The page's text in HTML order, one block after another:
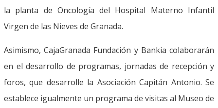
la planta de Oncología del Hospital Materno Infantil
Virgen de las Nieves de Granada.
Asimismo, CajaGranada Fundación y Bankia colaborarán
en el desarrollo de programas, jornadas de recepción y
foros, que desarrolle la Asociación Capitán Antonio. Se
establece igualmente un programa de visitas al Museo de